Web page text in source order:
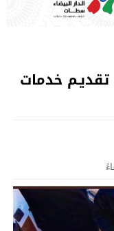
خدمات